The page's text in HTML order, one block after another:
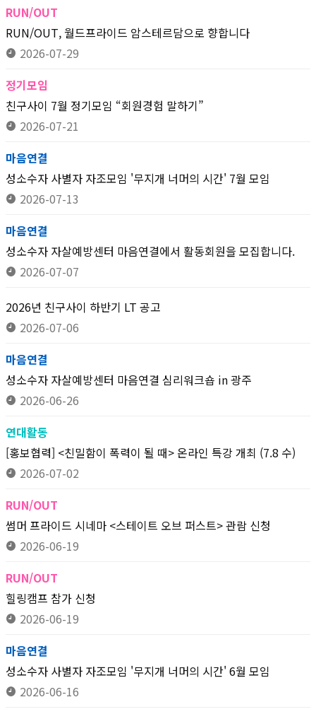
RUN/OUT
RUN/OUT, 월드프라이드 암스테르담으로 향합니다
2026-07-29
정기모임
친구사이 7월 정기모임 “회원경험 말하기”
2026-07-21
마음연결
성소수자 사별자 자조모임 '무지개 너머의 시간' 7월 모임
2026-07-13
마음연결
성소수자 자살예방센터 마음연결에서 활동회원을 모집합니다.
2026-07-07
2026년 친구사이 하반기 LT 공고
2026-07-06
마음연결
성소수자 자살예방센터 마음연결 심리워크숍 in 광주
2026-06-26
연대활동
[홍보협력] <친밀함이 폭력이 될 때> 온라인 특강 개최 (7.8 수)
2026-07-02
RUN/OUT
썸머 프라이드 시네마 <스테이트 오브 퍼스트> 관람 신청
2026-06-19
RUN/OUT
힐링캠프 참가 신청
2026-06-19
마음연결
성소수자 사별자 자조모임 '무지개 너머의 시간' 6월 모임
2026-06-16